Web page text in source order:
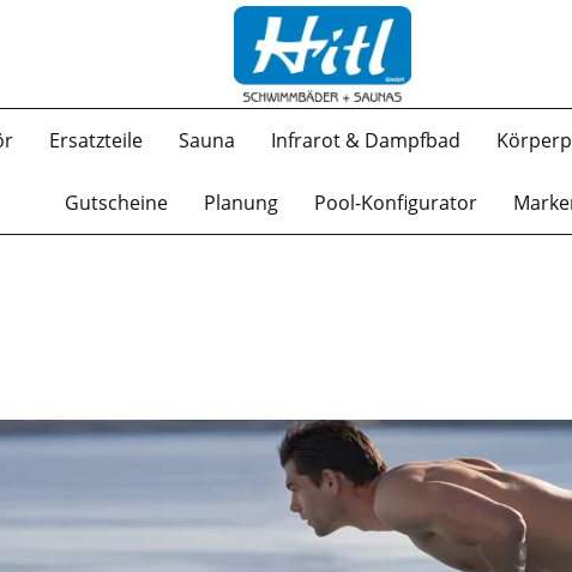
Ersatzteile Sauna Infrarot & Dampfbad
Gutscheine Planung Pool-Konfigurator